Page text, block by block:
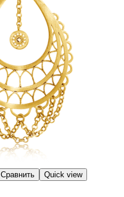
Сравнить Quick view